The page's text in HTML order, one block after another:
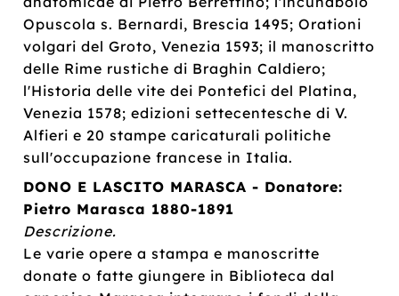
Opuscola s. Bernardi, Brescia 1495; Orationi
volgari del Groto, Venezia 1593; il manoscritto
delle Rime rustiche di Braghin Caldiero;
l'Historia delle vite dei Pontefici del Platina,
Venezia 1578; edizioni settecentesche di V.
Alfieri e 20 stampe caricaturali politiche
sull'occupazione francese in Italia.
DONO E LASCITO MARASCA - Donatore:
Pietro Marasca 1880-1891
Descrizione.
Le varie opere a stampa e manoscritte
donate o fatte giungere in Biblioteca dal